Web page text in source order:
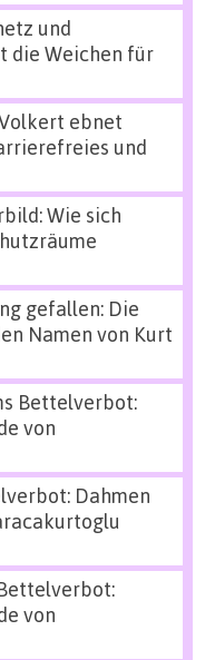
und
die Weichen für
ebnet
und
Wie sich
gefallen: Die
Namen von Kurt
Bettelverbot:
von
Dahmen
von